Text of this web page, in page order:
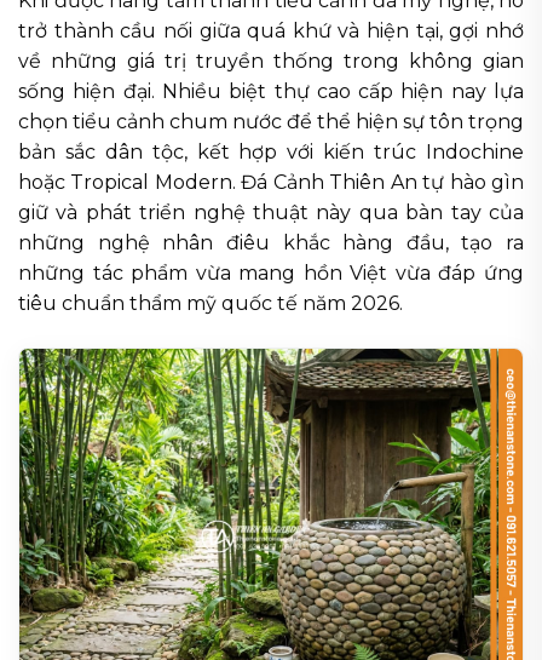
trở thành cầu nối giữa quá khứ và hiện tại, gợi nhớ
về những giá trị truyền thống trong không gian
sống hiện đại. Nhiều biệt thự cao cấp hiện nay lựa
chọn tiểu cảnh chum nước để thể hiện sự tôn trọng
bản sắc dân tộc, kết hợp với kiến trúc Indochine
hoặc Tropical Modern. Đá Cảnh Thiên An tự hào gìn
giữ và phát triển nghệ thuật này qua bàn tay của
những nghệ nhân điêu khắc hàng đầu, tạo ra
những tác phẩm vừa mang hồn Việt vừa đáp ứng
tiêu chuẩn thẩm mỹ quốc tế năm 2026.